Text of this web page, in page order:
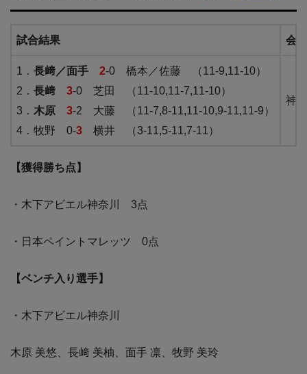
試合結果 会場
1． 長﨑／面手 2-0 橋本／佐藤 （11-9,11-10）
2． 長﨑 3-0 芝田 （11-10,11-7,11-10）
3． 木原 3-2 大藤 （11-7,8-11,11-10,9-11,11-9）
4．牧野 0-3 横井 （3-11,5-11,7-11）
神
【獲得勝ち点】
・木下アビエル神奈川 3点
・日本ペイントマレッツ 0点
【ベンチ入り選手】
・木下アビエル神奈川
木原 美悠、長﨑 美柚、面手 凛、牧野 美玲